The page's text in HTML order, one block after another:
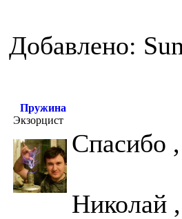
Добавлено:
Пружина
Экзорцист
Спасибо
Николай